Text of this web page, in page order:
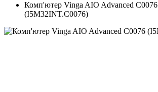
Комп'ютер Vinga AIO Advanced C0076
(I5M32INT.C0076)